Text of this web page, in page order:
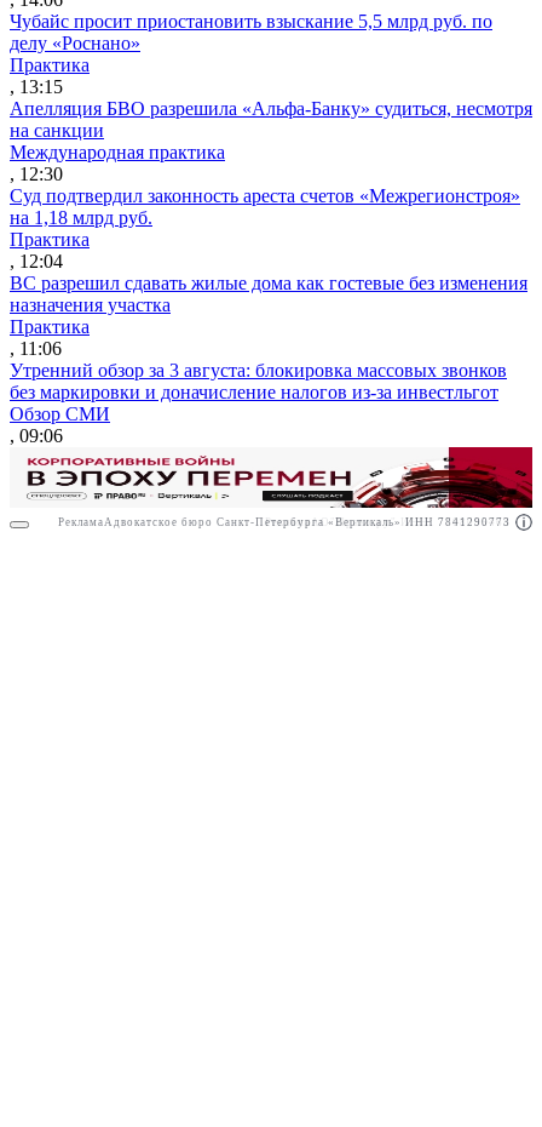
Реклама АО"Право.ру" ИНН: 7708095468
Чубайс просит приостановить взыскание 5,5 млрд руб. по
делу «Роснано»
Практика
, 13:15
Апелляция БВО разрешила «Альфа-Банку» судиться, несмотря
на санкции
Международная практика
, 12:30
Суд подтвердил законность ареста счетов «Межрегионстроя»
на 1,18 млрд руб.
Практика
, 12:04
ВС разрешил сдавать жилые дома как гостевые без изменения
назначения участка
Практика
, 11:06
Утренний обзор за 3 августа: блокировка массовых звонков
без маркировки и доначисление налогов из-за инвестльгот
Обзор СМИ
, 09:06
Реклама Адвокатское бюро Санкт-Петербурга «Вертикаль» ИНН 7841290773